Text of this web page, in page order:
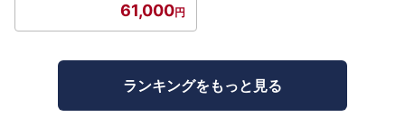
61,000
ランキングをもっと見る